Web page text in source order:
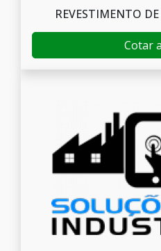
REVESTIMENTO
Cotar